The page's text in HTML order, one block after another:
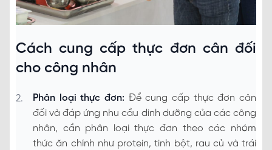
Cách cung cấp thực đơn cân đối
cho công nhân
Phân loại thực đơn:Để cung cấp thực đơn cân
đối và đáp ứng nhu cầu dinh dưỡng của các công
nhân, cần phân loại thực đơn theo các nhóm
thức ăn chính như protein, tinh bột, rau củ và trái